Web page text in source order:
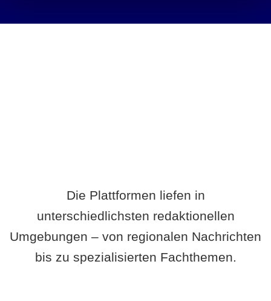
Die Plattformen liefen in
unterschiedlichsten redaktionellen
Umgebungen – von regionalen Nachrichten
bis zu spezialisierten Fachthemen.